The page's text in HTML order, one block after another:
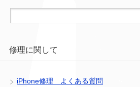
修理に関して
iPhone修理 よくある質問